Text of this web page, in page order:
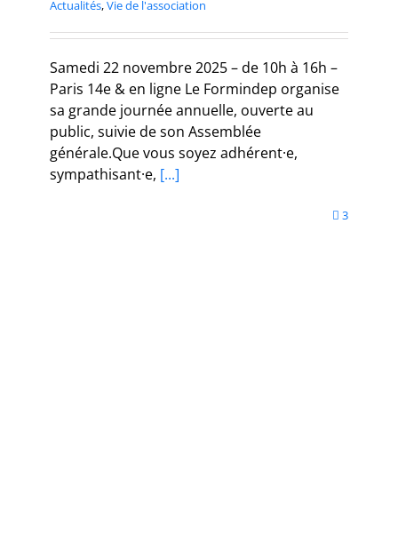
Actualités,Vie de l'association
Samedi 22 novembre 2025 – de 10h à 16h –
Paris 14e & en ligne Le Formindep organise
sa grande journée annuelle, ouverte au
public, suivie de son Assemblée
générale.Que vous soyez adhérent·e,
sympathisant·e, [...]
3